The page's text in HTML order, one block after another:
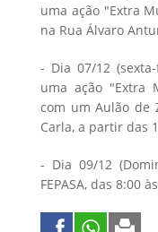
uma ação "Extra
na Rua Álvaro
- Dia 07/12
uma ação "Extra
com um Aulão de
Carla, a partir das
- Dia 09/12
FEPASA, das 8:00